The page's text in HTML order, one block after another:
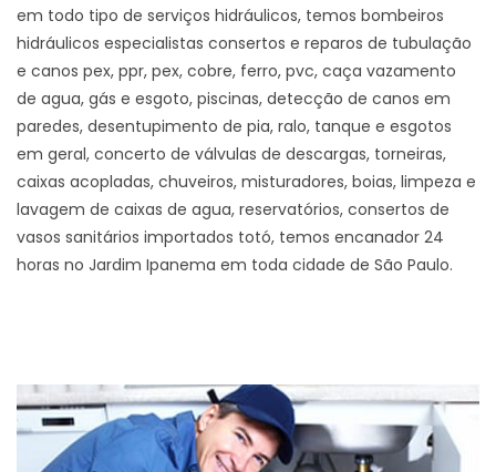
em todo tipo de serviços hidráulicos, temos bombeiros
hidráulicos especialistas consertos e reparos de tubulação
e canos pex, ppr, pex, cobre, ferro, pvc, caça vazamento
de agua, gás e esgoto, piscinas, detecção de canos em
paredes, desentupimento de pia, ralo, tanque e esgotos
em geral, concerto de válvulas de descargas, torneiras,
caixas acopladas, chuveiros, misturadores, boias, limpeza e
lavagem de caixas de agua, reservatórios, consertos de
vasos sanitários importados totó, temos encanador 24
horas no Jardim Ipanema em toda cidade de São Paulo.